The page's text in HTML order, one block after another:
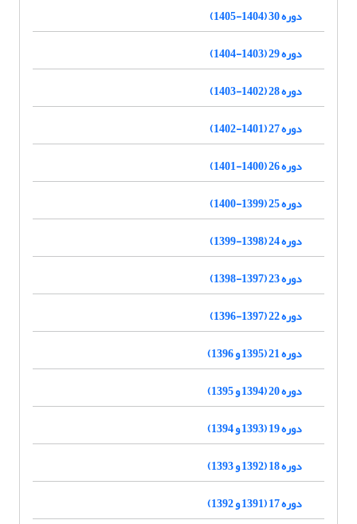
دوره 30 (1404-1405)
دوره 29 (1403-1404)
دوره 28 (1402-1403)
دوره 27 (1401-1402)
دوره 26 (1400-1401)
دوره 25 (1399-1400)
دوره 24 (1398-1399)
دوره 23 (1397-1398)
دوره 22 (1397-1396)
دوره 21 (1395 و 1396)
دوره 20 (1394 و 1395)
دوره 19 (1393 و 1394)
دوره 18 (1392 و 1393)
دوره 17 (1391 و 1392)